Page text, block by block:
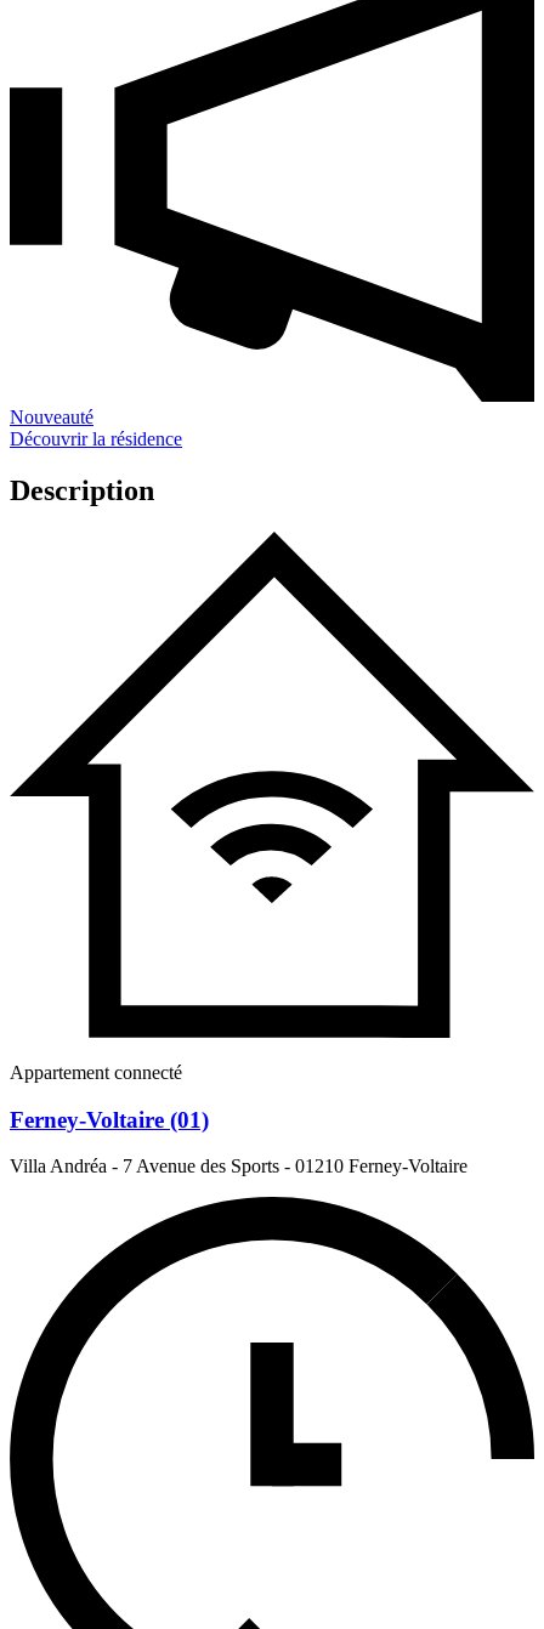
Nouveauté
Découvrir la résidence
Description
Appartement connecté
Ferney-Voltaire (01)
Villa Andréa - 7 Avenue des Sports - 01210 Ferney-Voltaire